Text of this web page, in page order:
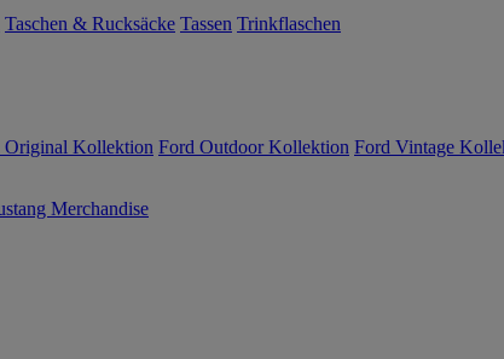
Taschen & Rucksäcke Tassen Trinkflaschen
Original Kollektion Ford Outdoor Kollektion Ford Vintage
Merchandise